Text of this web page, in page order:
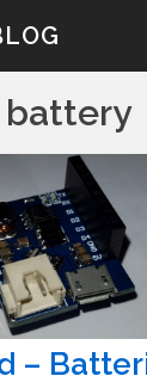
battery
–